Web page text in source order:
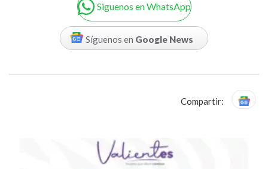
Siguenos en WhatsApp
Síguenos en Google News
Compartir: